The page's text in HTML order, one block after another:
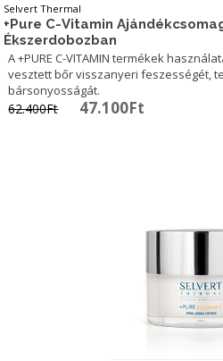
Selvert Thermal
+Pure C-Vitamin
Ékszerdobozban
A +PURE C-VITAMIN termékek
vesztett bőr visszanyeri feszességét,
bársonyosságát.
62.400Ft Original
47.100Ft